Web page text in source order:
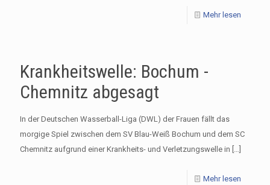
Mehr lesen
Krankheitswelle: Bochum -
Chemnitz abgesagt
In der Deutschen Wasserball-Liga (DWL) der Frauen fällt das
morgige Spiel zwischen dem SV Blau-Weiß Bochum und dem SC
Chemnitz aufgrund einer Krankheits- und Verletzungswelle in […]
Mehr lesen